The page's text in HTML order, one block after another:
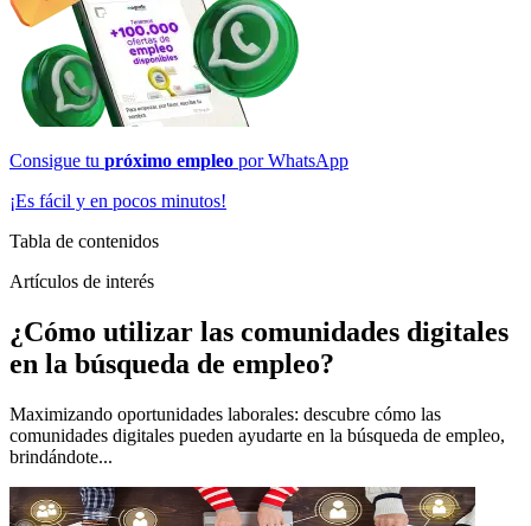
Consigue tu próximo empleo porWhatsApp
¡Es fácil y en pocos minutos!
Tabla de contenidos
Artículos de interés
¿Cómo utilizar las comunidades digitales
en la búsqueda de empleo?
Maximizando oportunidades laborales: descubre cómo las
comunidades digitales pueden ayudarte en la búsqueda de empleo,
brindándote...